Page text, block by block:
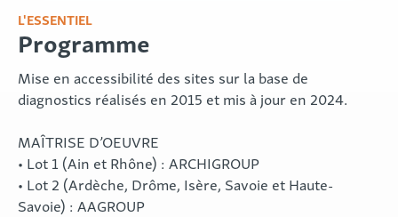
L'ESSENTIEL
Programme
Mise en accessibilité des sites sur la base de
diagnostics réalisés en 2015 et mis à jour en 2024.
MAÎTRISE D’OEUVRE
• Lot 1 (Ain et Rhône) : ARCHIGROUP
• Lot 2 (Ardèche, Drôme, Isère, Savoie et Haute-
Savoie) : AAGROUP